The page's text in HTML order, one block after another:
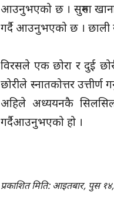
आउनुभएको छ । सुरुमा खाना
गर्दै आउनुभएको छ । छाली
विरसले एक छोरा र दुई
छोरीले स्नातकोत्तर
अहिले अध्ययनकै
गर्दैआउनुभएको हो ।
प्रकाशित मिति: आइतबार, पुस